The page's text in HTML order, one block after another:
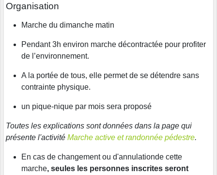
Organisation
Marche du dimanche matin
Pendant 3h environ marche décontractée pour profiter
de l’environnement.
A la portée de tous, elle permet de se détendre sans
contrainte physique.
un pique-nique par mois sera proposé
Toutes les explications sont données dans la page qui
présente l'activité Marche active et randonnée pédestre.
En cas de changement ou d'annulationde cette
marche, seules les personnes inscrites seront